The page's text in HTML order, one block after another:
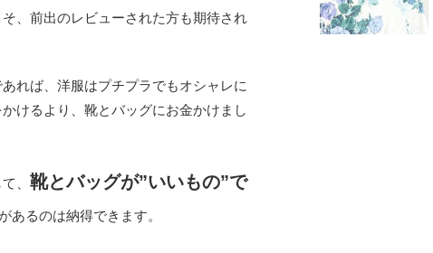
、前出のレビューされた方も期待され
れば、洋服はプチプラでもオシャレに
けるより、靴とバッグにお金かけまし
、 靴とバッグが”いいもの”で
あるのは納得できます。